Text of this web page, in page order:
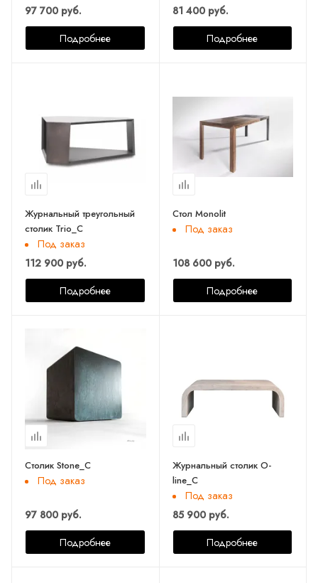
97 700 руб.
Подробнее
81 400 руб.
Подробнее
Журнальный треугольный
столик Trio_C
Под заказ
112 900 руб.
Подробнее
Стол Monolit
Под заказ
108 600 руб.
Подробнее
Столик Stone_C
Под заказ
97 800 руб.
Подробнее
Журнальный столик O-
line_С
Под заказ
85 900 руб.
Подробнее